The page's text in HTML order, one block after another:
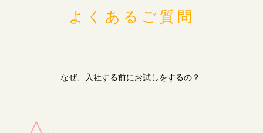
よくあるご質問
なぜ、入社する前にお試しをするの？